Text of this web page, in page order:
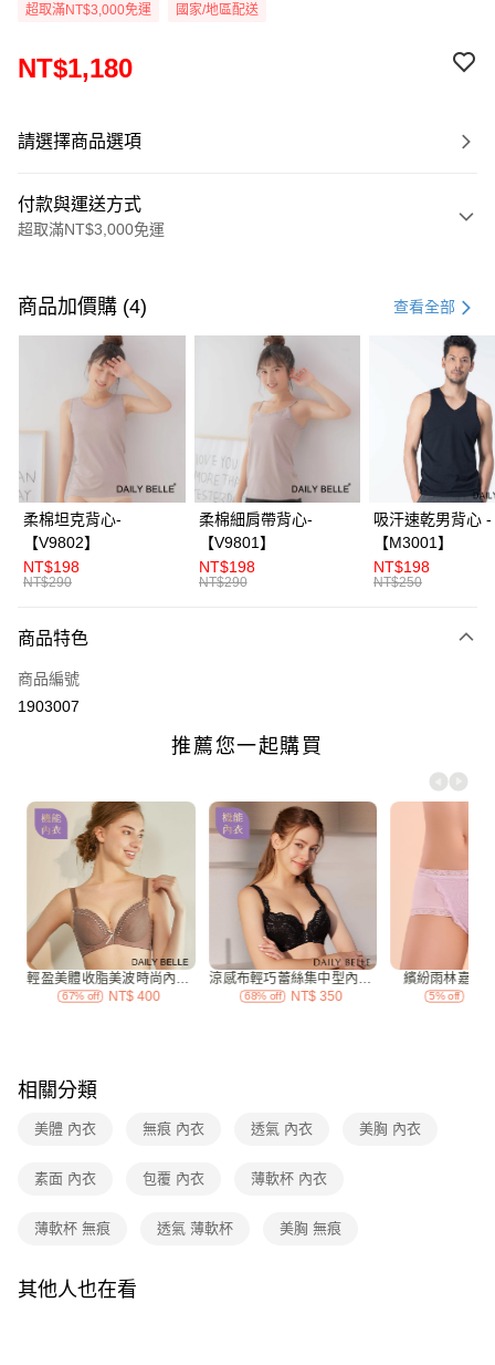
超取滿NT$3,000免運 國家/地區配送
NT$1,180
請選擇商品選項
付款與運送方式
超取滿NT$3,000免運
信用卡一次付款
信用卡分期付款
3 期 0 利率 每期 21家銀行
合作金庫商業銀行
第一商業銀行
華南商業銀行
上海商業儲蓄銀行
台北富邦商業銀行
國泰世華商業銀行
兆豐國際商業銀行
臺灣中小企業銀行
台中商業銀行
匯豐（台灣）商業銀行
華泰商業銀行
聯邦商業銀行
元大商業銀行
台灣樂天信用卡公司
超商取貨付款
LINE Pay
Apple Pay
街口支付
ATM付款
運送方式
全家付款取貨
每筆NT$70，滿NT$3,000(含以上)免運費
7-11付款取貨
每筆NT$70，滿NT$3,000(含以上)免運費
付款後7-11取貨
每筆NT$70，滿NT$3,000(含以上)免運費
宅配
每筆NT$120，滿NT$3,000(含以上)免運費
海外
商品加價購 (4) 查看全部
柔棉坦克背心-
【V9802】
NT$198
NT$290
柔棉細肩帶背心-
【V9801】
NT$198
NT$290
吸汗速乾男背心 -
【M3001】
NT$198
NT$250
商品特色
商品編號
1903007
相關分類
美體 內衣 無痕 內衣 透氣 內衣 美胸 內衣
素面 內衣 包覆 內衣 薄軟杯 內衣
薄軟杯 無痕 透氣 薄軟杯 美胸 無痕
其他人也在看